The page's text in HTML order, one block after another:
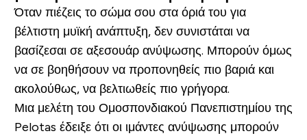
Όταν πιέζεις το σώμα σου στα όριά του για
βέλτιστη μυϊκή ανάπτυξη, δεν συνιστάται να
βασίζεσαι σε αξεσουάρ ανύψωσης. Μπορούν όμως
να σε βοηθήσουν να προπονηθείς πιο βαριά και
ακολούθως, να βελτιωθείς πιο γρήγορα.
Μια μελέτη του Ομοσπονδιακού Πανεπιστημίου της
Pelotas έδειξε ότι οι ιμάντες ανύψωσης μπορούν